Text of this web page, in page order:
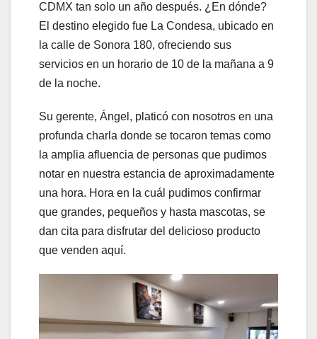
CDMX tan solo un año después. ¿En dónde?
El destino elegido fue La Condesa, ubicado en
la calle de Sonora 180, ofreciendo sus
servicios en un horario de 10 de la mañana a 9
de la noche.
Su gerente, Ángel, platicó con nosotros en una
profunda charla donde se tocaron temas como
la amplia afluencia de personas que pudimos
notar en nuestra estancia de aproximadamente
una hora. Hora en la cuál pudimos confirmar
que grandes, pequeños y hasta mascotas, se
dan cita para disfrutar del delicioso producto
que venden aquí.